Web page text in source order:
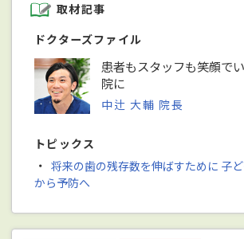
取材記事
ドクターズファイル
患者もスタッフも笑顔で
院に
中辻 大輔 院長
トピックス
・ 将来の歯の残存数を伸ばすために 子
から予防へ